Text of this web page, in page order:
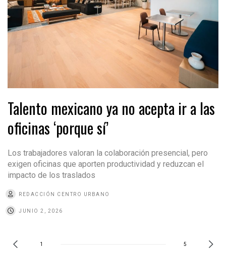
Talento mexicano ya no acepta ir a las
oficinas ‘porque sí’
Los trabajadores valoran la colaboración presencial, pero
exigen oficinas que aporten productividad y reduzcan el
impacto de los traslados
REDACCIÓN CENTRO URBANO
JUNIO 2, 2026
1 5